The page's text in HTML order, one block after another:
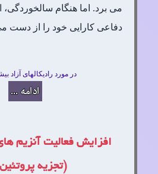
می برد. اما هنگام سالخوردگی،
دفاعی کارایی خود را از دست
در مورد رادیکالهای آزاد
افزایش فعالیت آنزیم
(تجزیه